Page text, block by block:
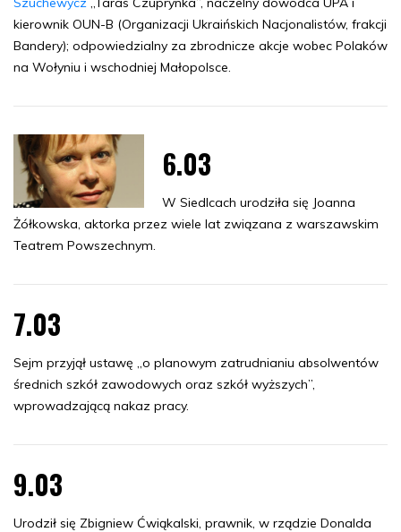
kierownik OUN-B (Organizacji Ukraińskich Nacjonalistów, frakcji
Bandery); odpowiedzialny za zbrodnicze akcje wobec Polaków
na Wołyniu i wschodniej Małopolsce.
6.03
W Siedlcach urodziła się Joanna
Żółkowska, aktorka przez wiele lat związana z warszawskim
Teatrem Powszechnym.
7.03
Sejm przyjął ustawę „o planowym zatrudnianiu absolwentów
średnich szkół zawodowych oraz szkół wyższych”,
wprowadzającą nakaz pracy.
9.03
Urodził się Zbigniew Ćwiąkalski, prawnik, w rządzie Donalda